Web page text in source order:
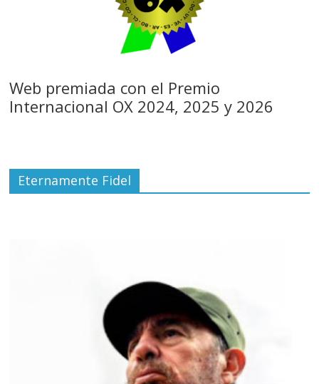
Web premiada con el Premio
Internacional OX 2024, 2025 y 2026
Eternamente Fidel